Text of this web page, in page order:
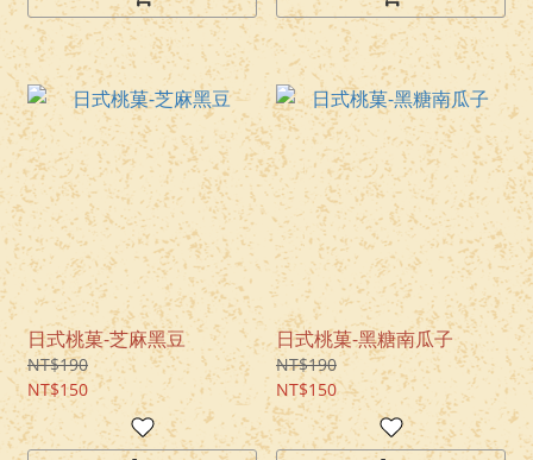
日式桃菓-芝麻黑豆
NT$190
NT$150
日式桃菓-黑糖南瓜子
NT$190
NT$150